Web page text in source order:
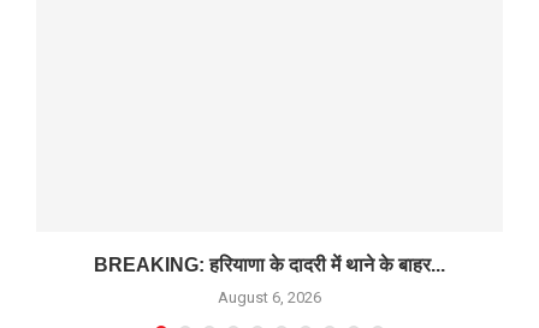
BREAKING: हरियाणा के दादरी में थाने के बाहर...
August 6, 2026